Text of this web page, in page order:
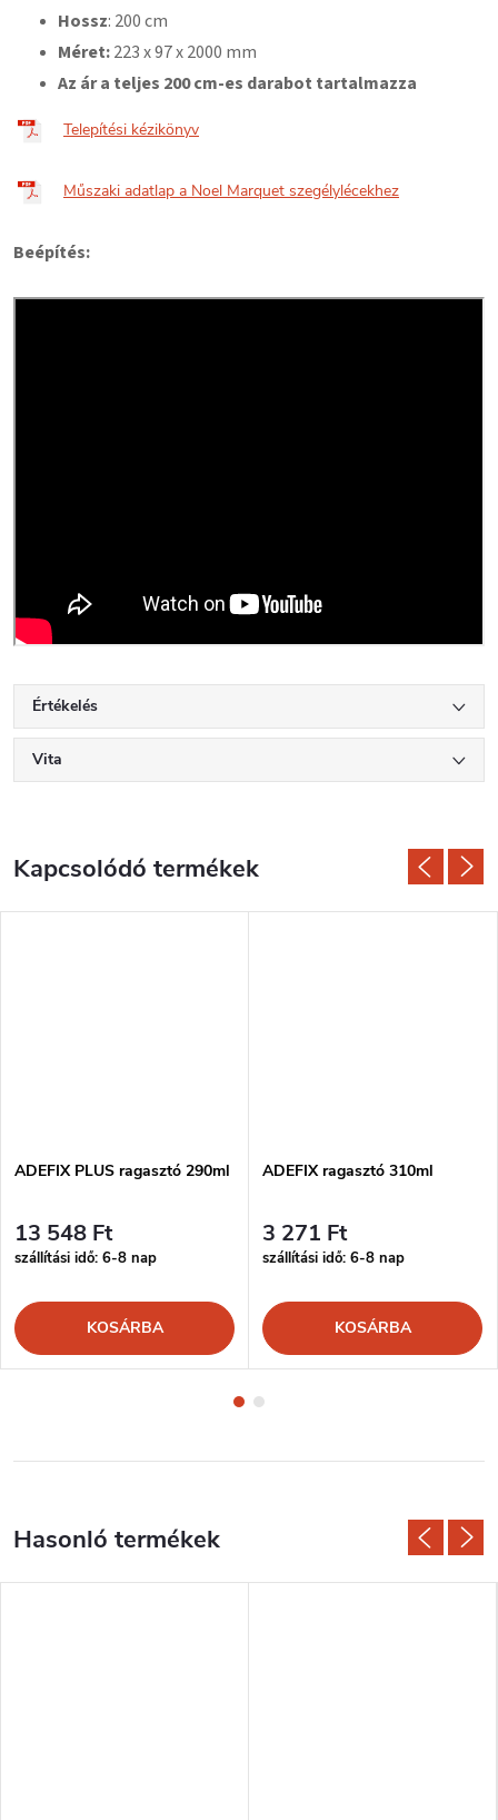
Hossz: 200 cm
Méret:223x 97 x 2000 mm
Az ár a teljes 200 cm-es darabot tartalmazza
Telepítési kézikönyv
Műszaki adatlap a Noel Marquet szegélylécekhez
Beépítés:
Értékelés
Vita
Kapcsolódó termékek
ADEFIX PLUS ragasztó 290ml
13 548 Ft
szállítási idő: 6-8 nap
KOSÁRBA
ADEFIX ragasztó 310ml
3 271 Ft
szállítási idő: 6-8 nap
KOSÁRBA